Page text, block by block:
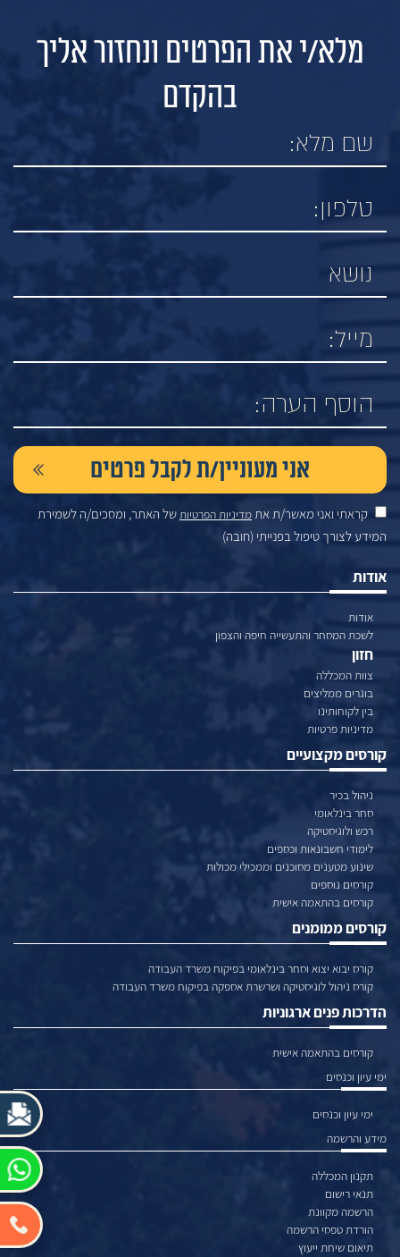
מלא/י את הפרטים ונחזור אליך
בהקדם
קראתי ואני מאשר/ת אתמדיניות הפרטיותשל האתר, ומסכים/ה לשמירת
המידע לצורך טיפול בפנייתי (חובה)
אודות
אודות
לשכת המסחר והתעשייה חיפה והצפון
חזון
צוות המכללה
בוגרים ממליצים
בין לקוחותינו
מדיניות פרטיות
קורסים מקצועיים
ניהול בכיר
סחר בינלאומי
רכש ולוגיסטיקה
לימודי חשבונאות וכספים
שינוע מטענים מסוכנים וממכילי מכולות
קורסים נוספים
קורסים בהתאמה אישית
קורסים ממומנים
קורס יבוא יצוא וסחר בינלאומי בפיקוח משרד העבודה
קורס ניהול לוגיסטיקה ושרשרת אספקה בפיקוח משרד העבודה
הדרכות פנים ארגוניות
קורסים בהתאמה אישית
ימי עיון וכנסים
ימי עיון וכנסים
מידע והרשמה
תקנון המכללה
תנאי רישום
הרשמה מקוונת
הורדת טפסי הרשמה
תיאום שיחת ייעוץ